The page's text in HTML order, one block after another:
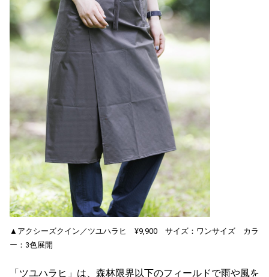
▲アクシーズクイン／ツユハラヒ ¥9,900 サイズ：ワンサイズ カラ
ー：3色展開
「ツユハラヒ」は、森林限界以下のフィールドで雨や風を